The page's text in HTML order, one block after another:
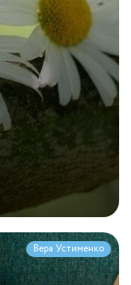
Вера Устименко